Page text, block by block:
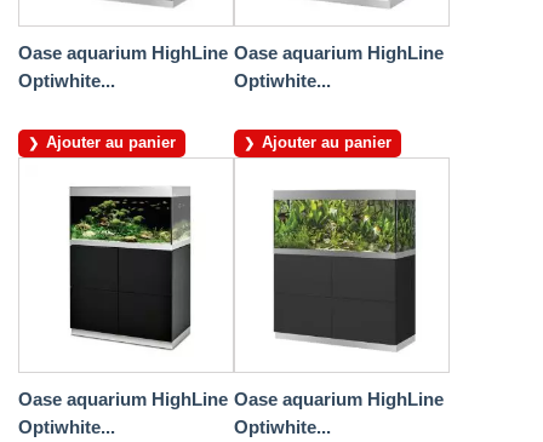
Oase aquarium HighLine
Optiwhite...
Ajouter au panier
Oase aquarium HighLine
Optiwhite...
Ajouter au panier
Oase aquarium HighLine
Optiwhite...
Oase aquarium HighLine
Optiwhite...